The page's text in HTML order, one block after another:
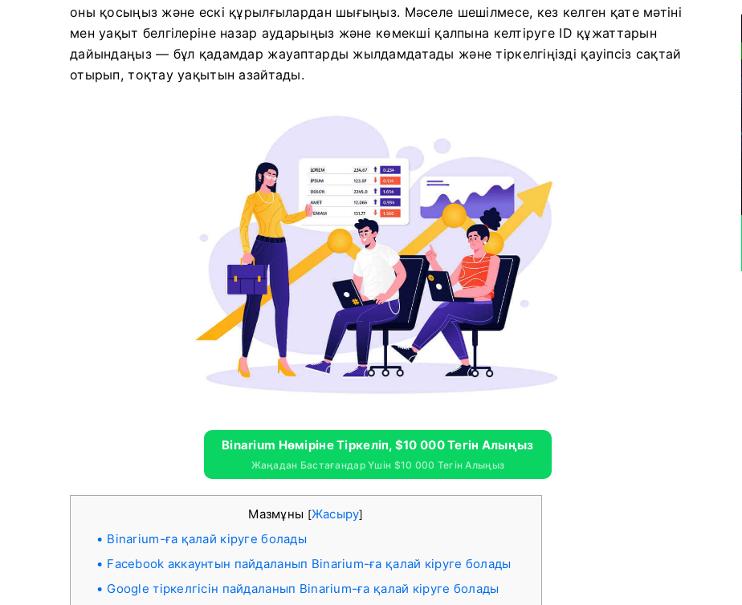
оны қосыңыз және ескі құрылғылардан шығыңыз. Мәселе шешілмесе, кез келген қате мәтіні
мен уақыт белгілеріне назар аударыңыз және көмекші қалпына келтіруге ID құжаттарын
дайындаңыз — бұл қадамдар жауаптарды жылдамдатады және тіркелгіңізді қауіпсіз сақтай
отырып, тоқтау уақытын азайтады.
Binarium Нөміріне Тіркеліп, $10 000 Тегін Алыңыз
Жаңадан Бастағандар Үшін $10 000 Тегін Алыңыз
Мазмұны [Жасыру]
Binarium-ға қалай кіруге болады
Facebook аккаунтын пайдаланып Binarium-ға қалай кіруге болады
Google тіркелгісін пайдаланып Binarium-ға қалай кіруге болады